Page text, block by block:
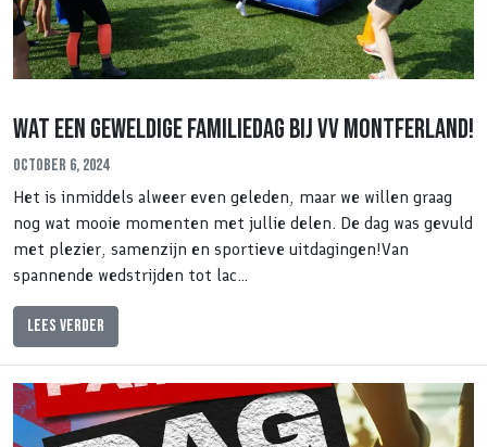
Wat een geweldige familiedag bij VV Montferland!
October 6, 2024
Het is inmiddels alweer even geleden, maar we willen graag
nog wat mooie momenten met jullie delen. De dag was gevuld
met plezier, samenzijn en sportieve uitdagingen!Van
spannende wedstrijden tot lac…
Lees verder